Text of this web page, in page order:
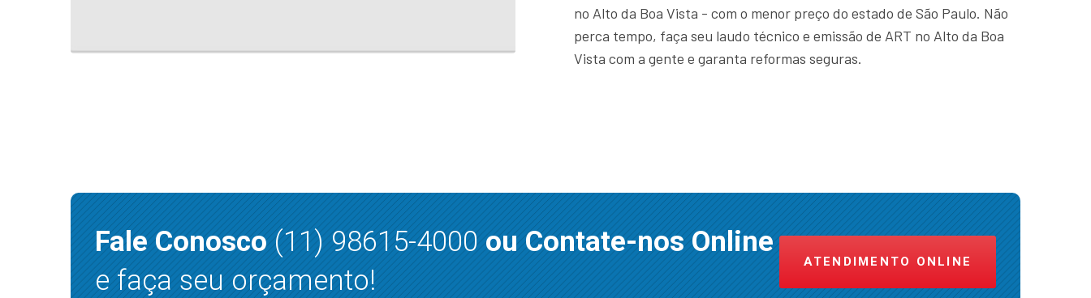
no Alto da Boa Vista - com o menor preço do estado de São Paulo. Não
perca tempo, faça seu laudo técnico e emissão de ART no Alto da Boa
Vista com a gente e garanta reformas seguras.
Fale Conosco(11) 98615-4000 ou Contate-nos Online
e faça seu orçamento!
ATENDIMENTO ONLINE